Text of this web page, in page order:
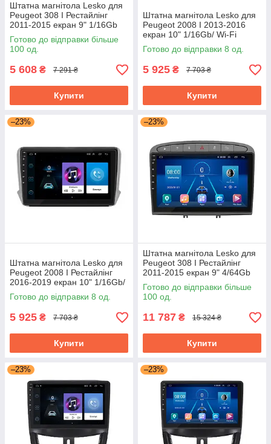
Штатна магнітола Lesko для
Peugeot 308 I Рестайлінг
2011-2015 екран 9" 1/16Gb
Grey/Wi-Fi Optima GPS
Android
Готово до відправки більше
100 од.
5 608 ₴ 7 291 ₴
Купити
Штатна магнітола Lesko для
Peugeot 2008 I 2013-2016
екран 10" 1/16Gb/ Wi-Fi
Optima GPS Android Пожо
Готово до відправки 8 од.
5 925 ₴ 7 703 ₴
Купити
–23%
Штатна магнітола Lesko для
Peugeot 2008 I Рестайлінг
2016-2019 екран 10" 1/16Gb/
Wi-Fi Optima GPS Android
Готово до відправки 8 од.
5 925 ₴ 7 703 ₴
Купити
–23%
Штатна магнітола Lesko для
Peugeot 308 I Рестайлінг
2011-2015 екран 9" 4/64Gb
Grey/4G/ Wi-Fi/CarPlay Top
GPS
Готово до відправки більше
100 од.
11 787 ₴ 15 324 ₴
Купити
–23% –23%